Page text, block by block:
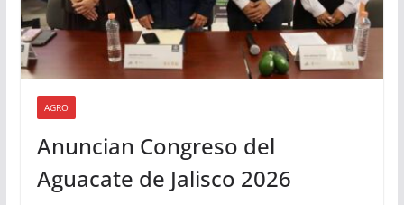
AGRO
Anuncian Congreso del
Aguacate de Jalisco 2026